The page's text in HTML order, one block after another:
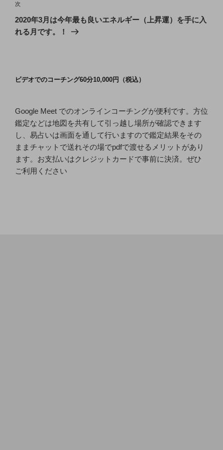
ゲ
ー
シ
次
の
投
次
2020年3月は今年最も良いエネルギー（上昇運）を手に入
れる月です。！
ビデオでのコーチング60分10,000円（税込）
Google Meet でのオンラインコーチングが便利です。方位
鑑定などは地図を共有して引っ越し場所が確認できます
し、易占いは画面を通して行いますので鑑定結果をその
ままチャットで送れその場でpdfで渡せるメリットがあり
ます。お支払いはクレジットカードで事前に決済。ぜひ
ご利用ください